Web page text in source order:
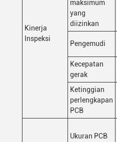
Kinerja
Inspeksi
maksimum
yang
diizinkan
Pengemudi
Kecepatan
gerak
Ketinggian
perlengkapan
PCB
Ukuran PCB